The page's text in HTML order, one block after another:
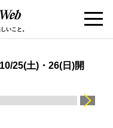
いこと。
25(土)・26(日)開